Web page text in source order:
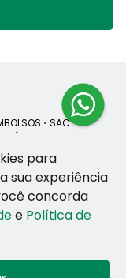
• SAC
POLÍTICA DE COOKIES
55.381.783/0001-92
- Recife - PE - 50020-
Desenvolvido por
para
sua experiência
concorda
e Política de